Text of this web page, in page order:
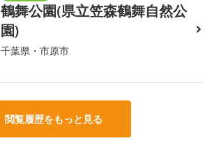
鶴舞公園(県立笠森鶴舞自然公
園)
千葉県・市原市
閲覧履歴をもっと見る